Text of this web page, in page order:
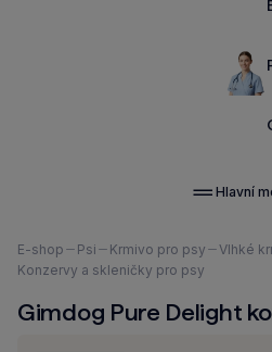
Hlavní
Nacházíte
se
E-shop Psi Krmivo pro psy
Vlhké
Konzervy a skleničky pro psy
Gimdog Pure Delight